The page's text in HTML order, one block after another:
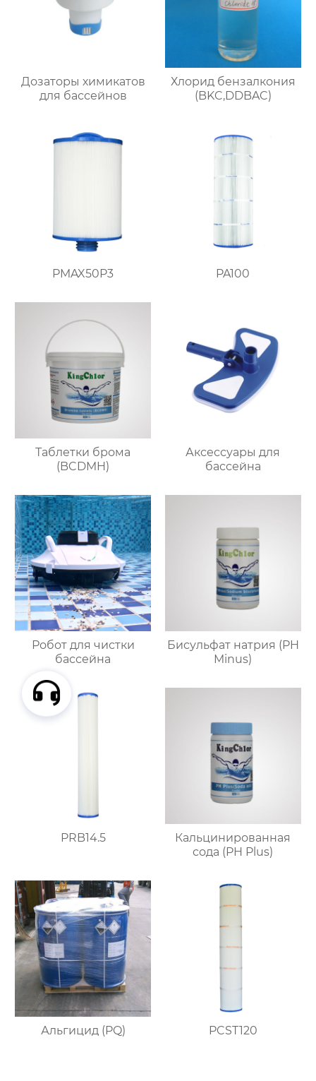
Дозаторы химикатов
для бассейнов
Хлорид бензалкония
(BKC,DDBAC)
PMAX50P3 PA100
Таблетки брома
(BCDMH)
Аксессуары для
бассейна
Робот для чистки
бассейна
Бисульфат натрия (PH
Minus)
PRB14.5
Кальцинированная
сода (PH Plus)
Альгицид (PQ) PCST120